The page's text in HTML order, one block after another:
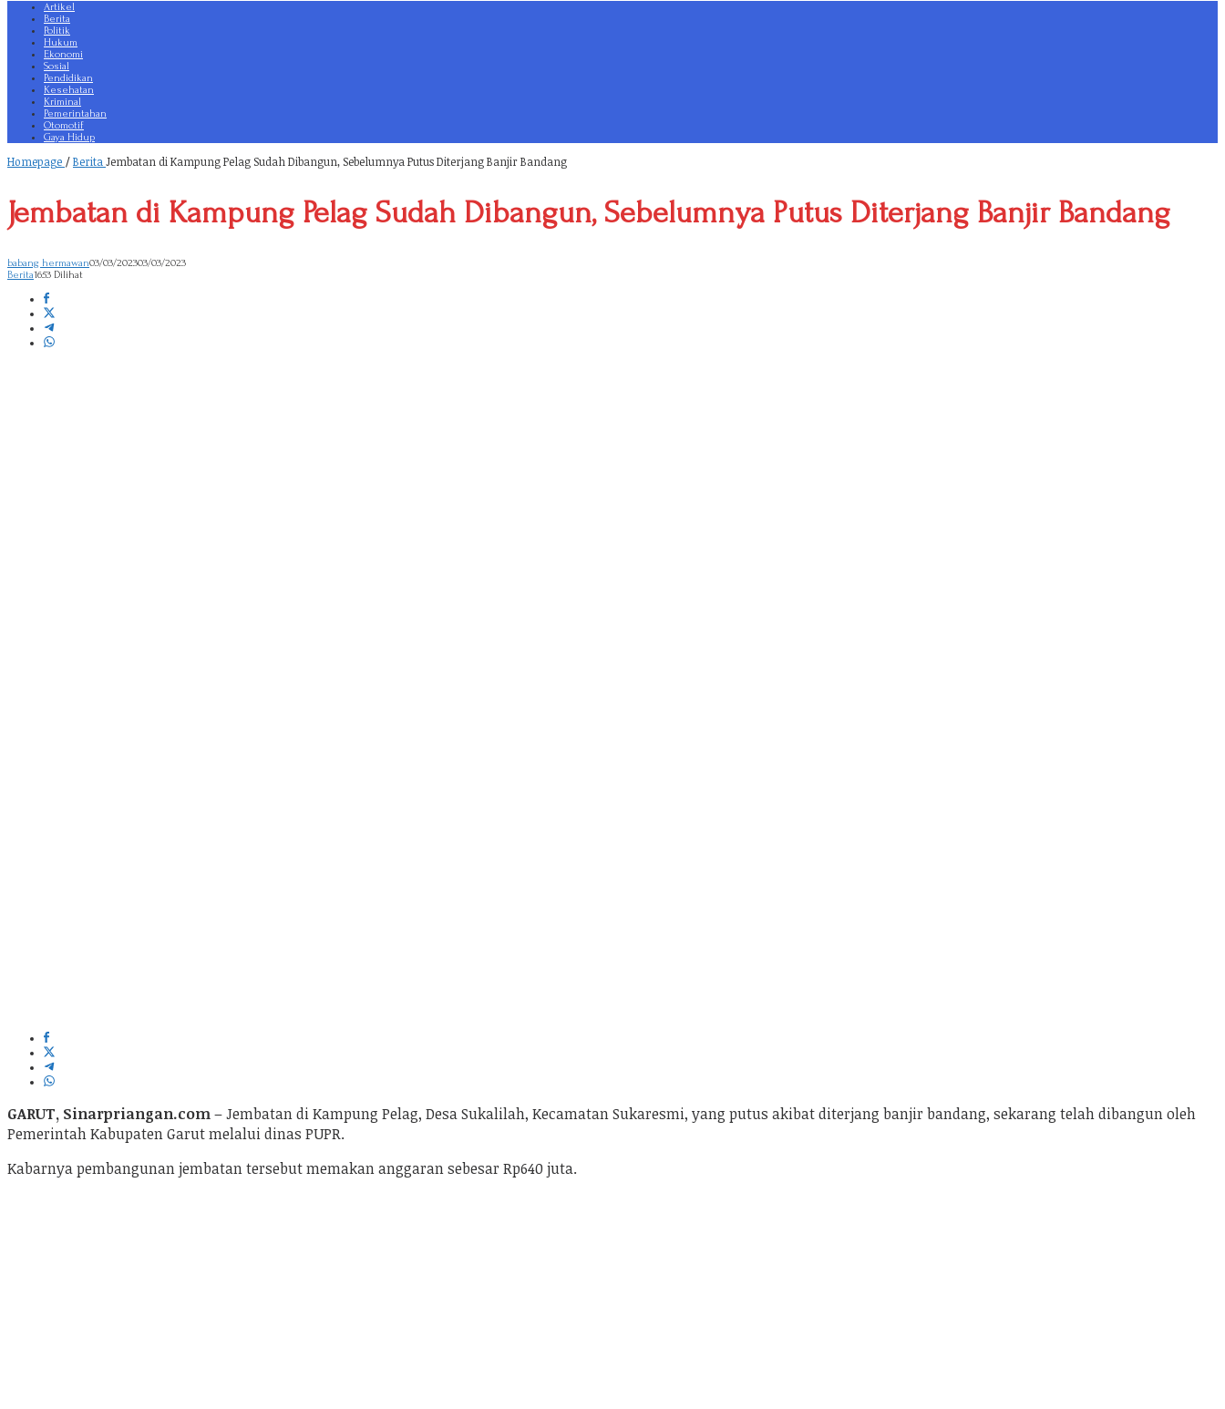
Artikel
Berita
Politik
Hukum
Ekonomi
Sosial
Pendidikan
Kesehatan
Kriminal
Pemerintahan
Otomotif
Gaya Hidup
Homepage /BeritaJembatan di Kampung Pelag Sudah Dibangun, Sebelumnya Putus Diterjang Banjir Bandang
Jembatan di Kampung Pelag Sudah Dibangun, Sebelumnya Putus Diterjang Banjir Bandang
babang hermawan03/03/202303/03/2023
Berita1653 Dilihat
GARUT, Sinarpriangan.com– Jembatan di Kampung Pelag, Desa Sukalilah, Kecamatan Sukaresmi, yang putus akibat diterjang banjir bandang, sekarang telah dibangun oleh
Pemerintah Kabupaten Garut melalui dinas PUPR.
Kabarnya pembangunan jembatan tersebut memakan anggaran sebesar Rp640 juta.